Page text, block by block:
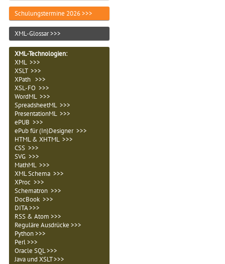
Schulungstermine 2026 >>>
XML-Glossar >>>
XML-Technologien:
XML >>>
XSLT >>>
XPath >>>
XSL-FO >>>
WordML >>>
SpreadsheetML >>>
PresentationML >>>
ePUB >>>
ePub für (In)Designer >>>
HTML & XHTML >>>
CSS >>>
SVG >>>
MathML >>>
XML Schema >>>
XProc >>>
Schematron >>>
DocBook >>>
DITA >>>
RSS & Atom >>>
Reguläre Ausdrücke >>>
Python >>>
Perl >>>
Oracle SQL >>>
Java und XSLT >>>